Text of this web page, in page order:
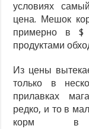
условиях
цена. Мешок
примерно в $
продуктами
Из цены
только в
прилавках
редко, и то в
корм в